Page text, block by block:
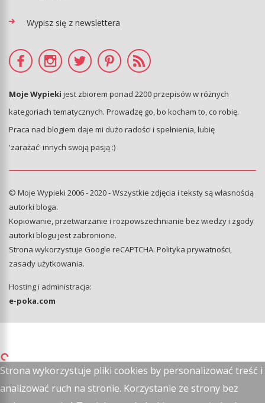
Wypisz się z newslettera
Moje Wypieki jest zbiorem ponad 2200 przepisów w różnych
kategoriach tematycznych. Prowadzę go, bo kocham to, co robię.
Praca nad blogiem daje mi dużo radości i spełnienia, lubię
'zarażać' innych swoją pasją :)
© Moje Wypieki 2006 - 2020 - Wszystkie zdjęcia i teksty są własnością
autorki bloga.
Kopiowanie, przetwarzanie i rozpowszechnianie bez wiedzy i zgody
autorki blogu jest zabronione.
Strona wykorzystuje Google reCAPTCHA. Polityka prywatności,
zasady użytkowania.
Hosting i administracja:
e-poka.com
Strona wykorzystuje pliki cookies by personalizować treść i
analizować ruch na stronie. Korzystanie ze strony bez